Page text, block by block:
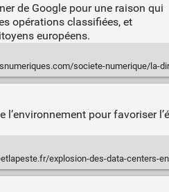
de Google pour une raison qui
opérations classifiées, et
européens.
numerique/la-direction-a-perdu-toute-boussole-morale-le-chef-de-la-securite-d-
pour favoriser
explosion-des-data-centers-en-france-une-